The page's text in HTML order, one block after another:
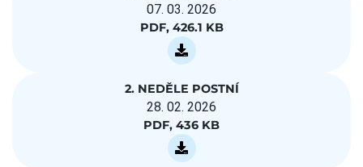
07. 03. 2026
PDF, 426.1 KB
2. NEDĚLE POSTNÍ
28. 02. 2026
PDF, 436 KB